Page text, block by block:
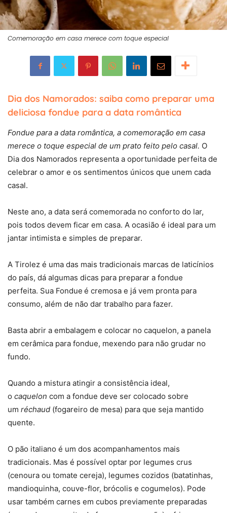
Comemoração em casa merece com toque especial
Dia dos Namorados: saiba como preparar uma
deliciosa fondue para a data romântica
Fondue para a data romântica, a comemoração em casa
merece o toque especial de um prato feito pelo casal. O
Dia dos Namorados representa a oportunidade perfeita de
celebrar o amor e os sentimentos únicos que unem cada
casal.
Neste ano, a data será comemorada no conforto do lar,
pois todos devem ficar em casa. A ocasião é ideal para um
jantar intimista e simples de preparar.
A Tirolez é uma das mais tradicionais marcas de laticínios
do país, dá algumas dicas para preparar a fondue
perfeita. Sua Fondue é cremosa e já vem pronta para
consumo, além de não dar trabalho para fazer.
Basta abrir a embalagem e colocar no caquelon, a panela
em cerâmica para fondue, mexendo para não grudar no
fundo.
Quando a mistura atingir a consistência ideal,
o caquelon com a fondue deve ser colocado sobre
um réchaud (fogareiro de mesa) para que seja mantido
quente.
O pão italiano é um dos acompanhamentos mais
tradicionais. Mas é possível optar por legumes crus
(cenoura ou tomate cereja), legumes cozidos (batatinhas,
mandioquinha, couve-flor, brócolis e cogumelos). Pode
usar também carnes em cubos previamente preparadas